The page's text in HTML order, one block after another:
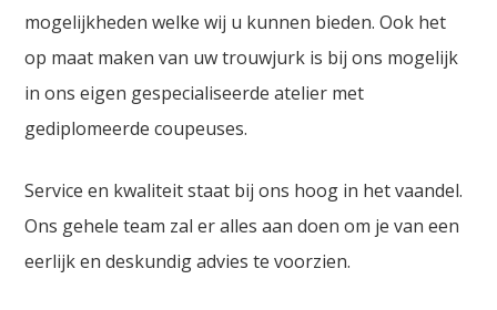
mogelijkheden welke wij u kunnen bieden. Ook het
op maat maken van uw trouwjurk is bij ons mogelijk
in ons eigen gespecialiseerde atelier met
gediplomeerde coupeuses.
Service en kwaliteit staat bij ons hoog in het vaandel.
Ons gehele team zal er alles aan doen om je van een
eerlijk en deskundig advies te voorzien.